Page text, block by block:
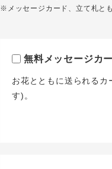
※メッセージカード、立て札と
無料メッセージカ
お花とともに送られる
す)。